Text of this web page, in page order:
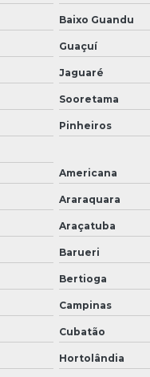
Baixo Guandu
Guaçuí
Jaguaré
Sooretama
Pinheiros
Americana
Araraquara
Araçatuba
Barueri
Bertioga
Campinas
Cubatão
Hortolândia